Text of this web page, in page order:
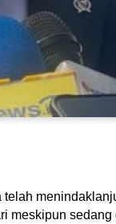
meskipun